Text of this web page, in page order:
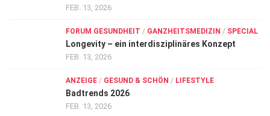
FEB. 13, 2026
FORUM GESUNDHEIT / GANZHEITSMEDIZIN / SPECIAL
Longevity – ein interdisziplinäres Konzept
FEB. 13, 2026
ANZEIGE / GESUND & SCHÖN / LIFESTYLE
Badtrends 2026
FEB. 13, 2026